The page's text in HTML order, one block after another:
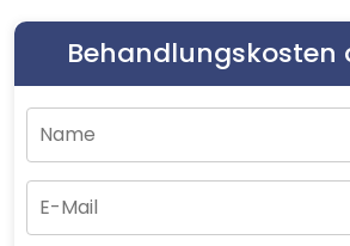
Behandlungskosten